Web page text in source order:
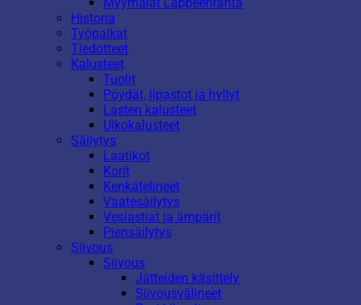
Historia
Työpaikat
Tiedotteet
Kalusteet
Tuolit
Pöydät, lipastot ja hyllyt
Lasten kalusteet
Ulkokalusteet
Säilytys
Laatikot
Korit
Kenkätelineet
Vaatesäilytys
Vesiastiat ja ämpärit
Piensäilytys
Siivous
Siivous
Jätteiden käsittely
Siivousvälineet